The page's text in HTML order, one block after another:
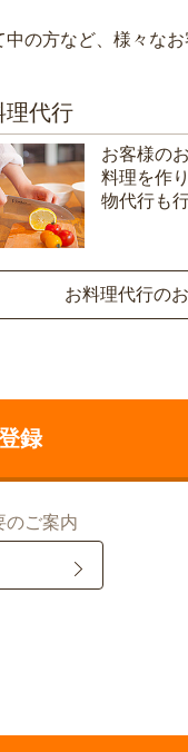
の方など、様々なお
理代行
お客様の
料理を作
物代行も
お料理代行の
録
のご案内